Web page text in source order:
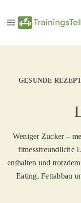
GESUNDE
Weniger Zucker –
fitnessfreundliche
enthalten und
Eating, Fettabbau